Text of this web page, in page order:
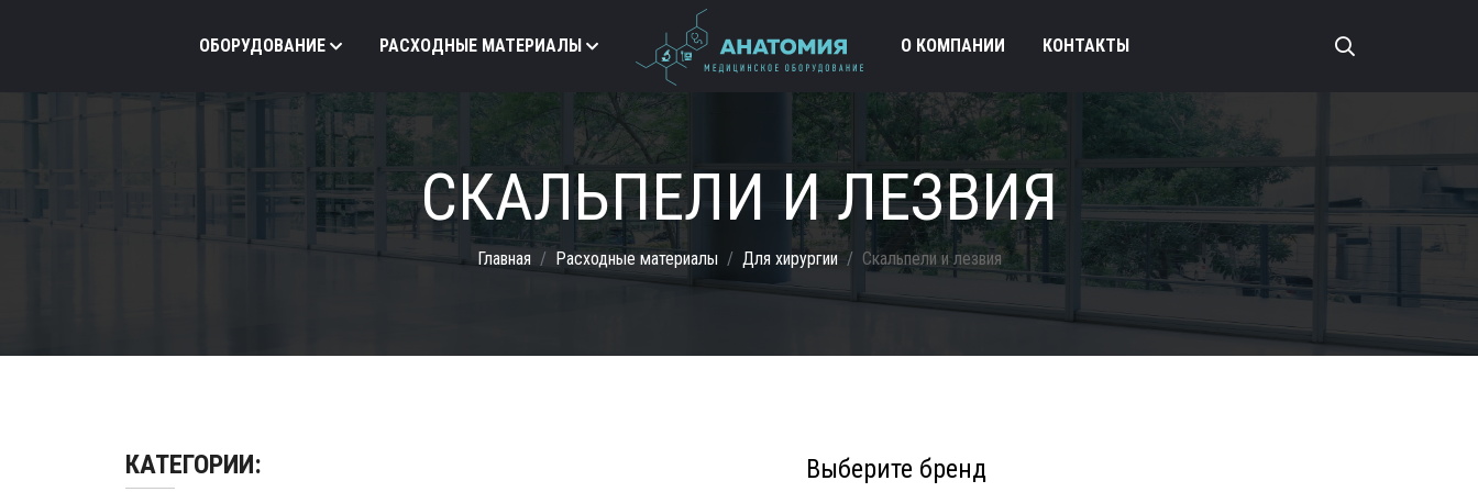
ОБОРУДОВАНИЕ РАСХОДНЫЕ МАТЕРИАЛЫ О КОМПАНИИ КОНТАКТЫ
СКАЛЬПЕЛИ И ЛЕЗВИЯ
Главная Расходные материалы Для хирургии Скальпели и лезвия
КАТЕГОРИИ: Выберите бренд